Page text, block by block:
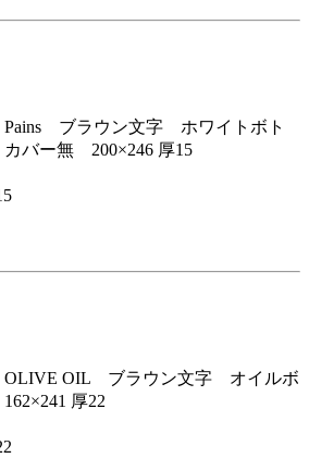
ブラウン文字 ホワイトボト
バー無 200×246 厚15
OIL ブラウン文字 オイルボ
厚22